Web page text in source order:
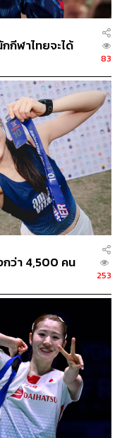
กีฬาไทยจะได้
83
ว่า 4,500 คน
253